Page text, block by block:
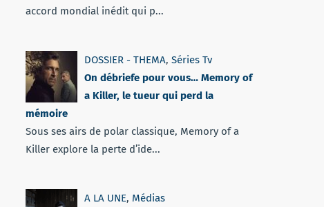
accord mondial inédit qui p...
DOSSIER - THEMA, Séries Tv
On débriefe pour vous… Memory of
a Killer, le tueur qui perd la
mémoire
Sous ses airs de polar classique, Memory of a
Killer explore la perte d’ide...
A LA UNE, Médias